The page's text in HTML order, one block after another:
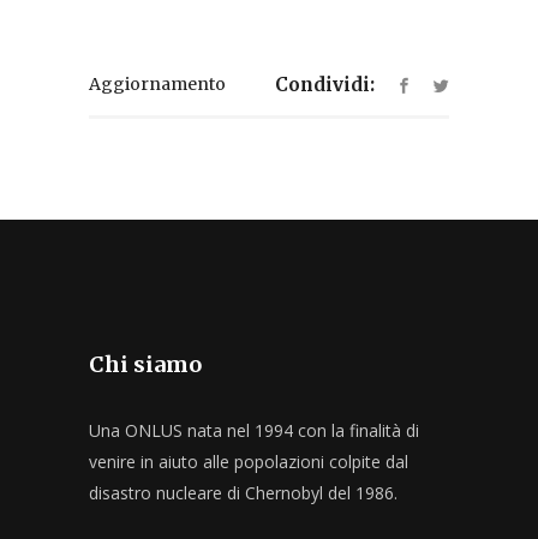
Aggiornamento Condividi:
Chi siamo
Una ONLUS nata nel 1994 con la finalità di
venire in aiuto alle popolazioni colpite dal
disastro nucleare di Chernobyl del 1986.